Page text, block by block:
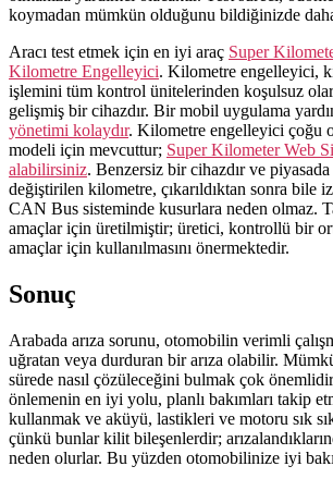
koymadan mümkün olduğunu bildiğinizde
Aracı test etmek için en iyi araç Super
Kilometre Engelleyici. Kilometre engelleyici,
işlemini tüm kontrol ünitelerinden koşulsuz
gelişmiş bir cihazdır. Bir mobil uygulama
yönetimi kolaydır. Kilometre engelleyici çoğu
modeli için mevcuttur; Super Kilometer Web
alabilirsiniz. Benzersiz bir cihazdır ve
değiştirilen kilometre, çıkarıldıktan sonra bile
CAN Bus sisteminde kusurlara neden olmaz.
amaçlar için üretilmiştir; üretici, kontrollü bir
amaçlar için kullanılmasını önermektedir.
Sonuç
Arabada arıza sorunu, otomobilin verimli
uğratan veya durduran bir arıza olabilir.
sürede nasıl çözüleceğini bulmak çok
önlemenin en iyi yolu, planlı bakımları takip
kullanmak ve aküyü, lastikleri ve motoru sık
çünkü bunlar kilit bileşenlerdir;
neden olurlar. Bu yüzden otomobilinize iyi